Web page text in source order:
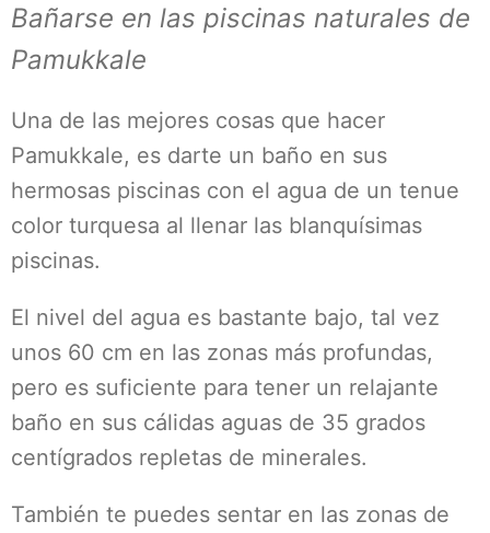
Bañarse en las piscinas naturales de
Pamukkale
Una de las mejores cosas que hacer
Pamukkale, es darte un baño en sus
hermosas piscinas con el agua de un tenue
color turquesa al llenar las blanquísimas
piscinas.
El nivel del agua es bastante bajo, tal vez
unos 60 cm en las zonas más profundas,
pero es suficiente para tener un relajante
baño en sus cálidas aguas de 35 grados
centígrados repletas de minerales.
También te puedes sentar en las zonas de